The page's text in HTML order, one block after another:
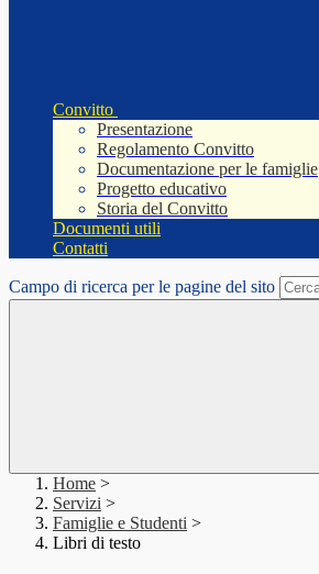
Convitto
Presentazione
Regolamento Convitto
Documentazione per le famiglie
Progetto educativo
Storia del Convitto
Documenti utili
Contatti
Campo di ricerca per le pagine del sito
Home >
Servizi >
Famiglie e Studenti >
Libri di testo